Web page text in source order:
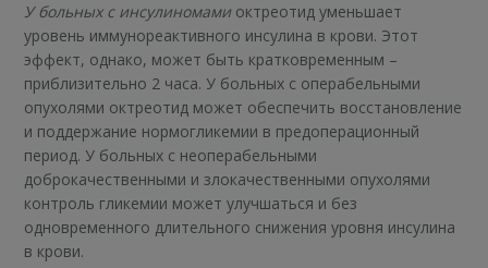
У больных с инсулиномамиоктреотид уменьшает
уровень иммунореактивного инсулина в крови. Этот
эффект, однако, может быть кратковременным –
приблизительно 2 часа. У больных с операбельными
опухолями октреотид может обеспечить восстановление
и поддержание нормогликемии в предоперационный
период. У больных с неоперабельными
доброкачественными и злокачественными опухолями
контроль гликемии может улучшаться и без
одновременного длительного снижения уровня инсулина
в крови.